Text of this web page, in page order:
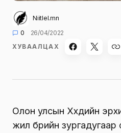
Niitlel.mn
0
26/04/2022
ХУВААЛЦАХ
Олон улсын Хүүхдийн
жил бүрийн